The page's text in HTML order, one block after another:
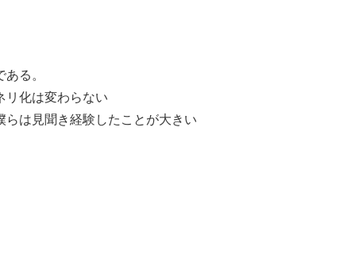
ある。
リ化は変わらない
らは見聞き経験したことが大きい